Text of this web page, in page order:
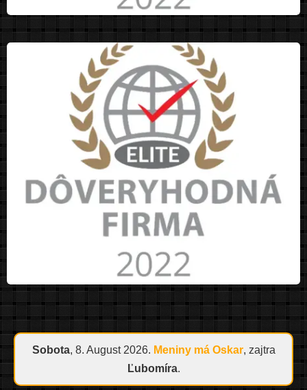
Sobota, 8. August 2026. Meniny má Oskar, zajtra
Ľubomíra.